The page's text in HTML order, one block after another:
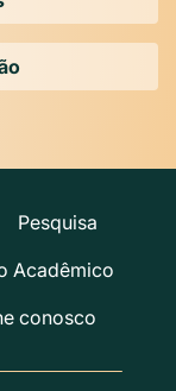
Pesquisa
Acadêmico
conosco